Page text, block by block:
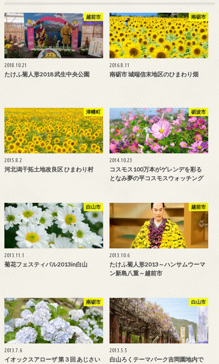
越前市
2018.10.21
たけふ菊人形2018 武生中央公園
南砺市
2016.8.11
南砺市 城端信末地区のひまわり畑
津幡町
2015.8.2
河北潟干拓土地改良区 ひまわり村
砺波市
2014.10.23
コスモス100万本がゲレンデを彩る
となみ夢の平コスモスウォッチング
白山市
2013.11.1
菊花フェスティバル2013in白山
越前市
2013.10.6
たけふ菊人形2013～ハンサムウーマ
ン新島八重～越前市
南砺市
2013.7.6
イオックスアローザ 第３回 あじさい
白山市
2013.5.5
白山ろくテーマパーク吉岡園地内で